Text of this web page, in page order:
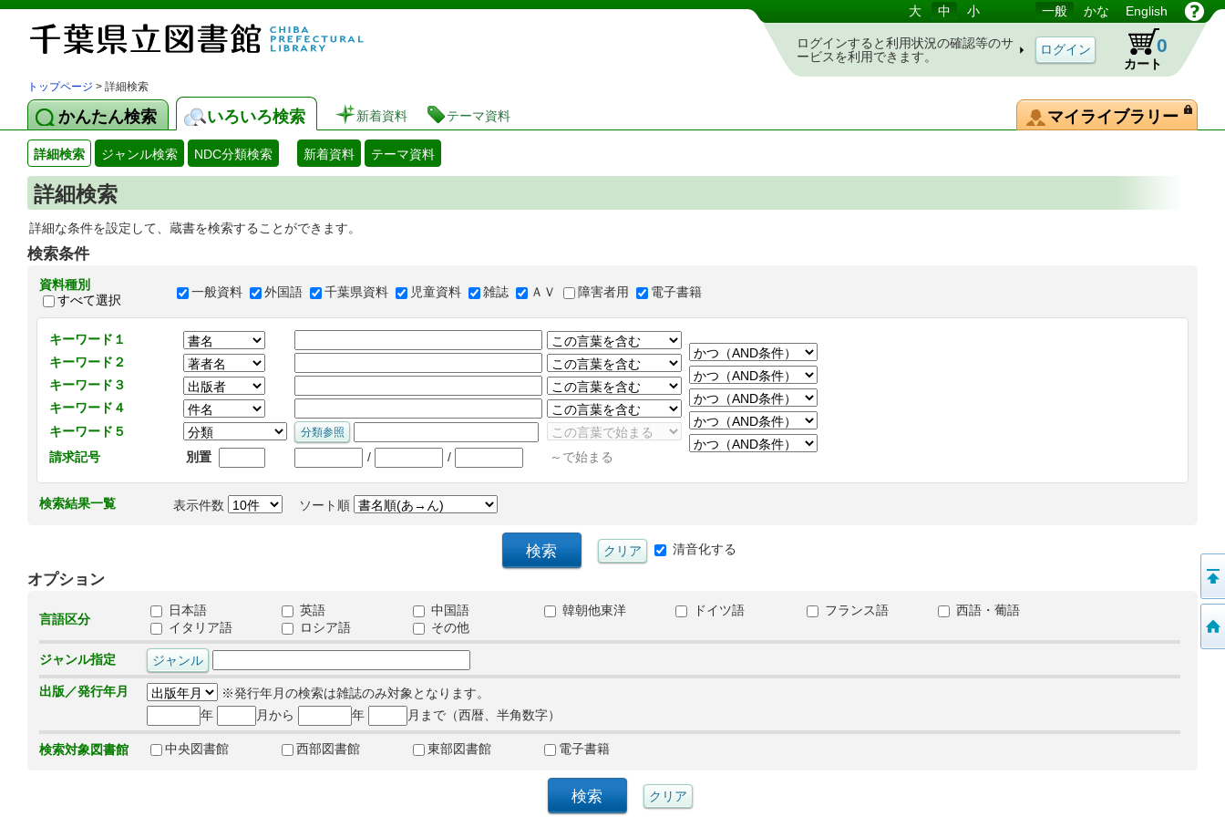
図書館 蔵書検索・予約システム 大 中 小 一般 かな English
ログインすると利用状況の確認等のサ
ービスを利用できます。
カート
0
トップページ > 詳細検索
かんたん検索 いろいろ検索 新着資料 テーマ資料 マイライブラリー
詳細検索 ジャンル検索 NDC分類検索 新着資料 テーマ資料
詳細検索
詳細な条件を設定して、蔵書を検索することができます。
検索条件
資料種別
すべて選択
一般資料 外国語 千葉県資料 児童資料 雑誌 ＡＶ 障害者用 電子書籍
キーワード１
キーワード２
キーワード３
キーワード４
キーワード５
請求記号
別置 / / ～で始まる
検索結果一覧 表示件数 ソート順
清音化する
オプション
言語区分
日本語 英語 中国語 韓朝他東洋 ドイツ語 フランス語
西語・葡語
イタリア語
ロシア語 その他
ジャンル指定
出版／発行年月
※発行年月の検索は雑誌のみ対象となります。
年
月から 年 月まで（西暦、半角数字）
検索対象図書館 中央図書館 西部図書館 東部図書館 電子書籍